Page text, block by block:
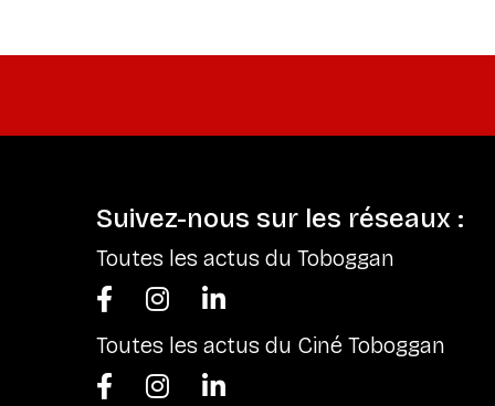
Suivez-nous sur les réseaux :
Toutes les actus du Toboggan



Toutes les actus du Ciné Toboggan

 